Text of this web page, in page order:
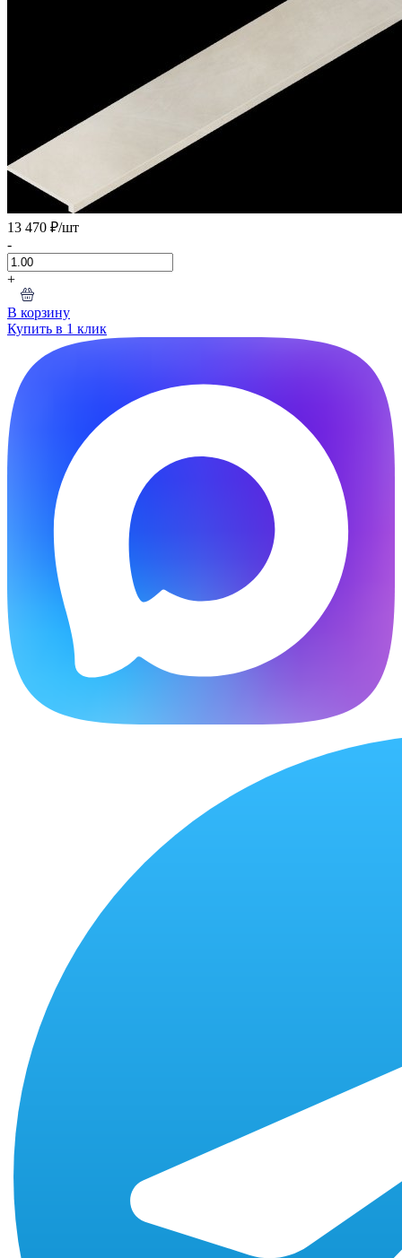
13 470 ₽/шт
-
+
В корзину
Купить в 1 клик